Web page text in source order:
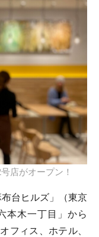
店がオープン！
台ヒルズ」（東京
本木一丁目」から
フィス、ホテル、